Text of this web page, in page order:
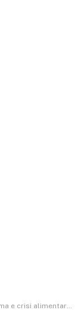
oltre 24 milioni di persone